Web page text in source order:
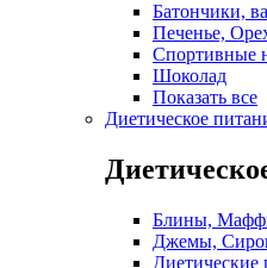
Батончики,
Печенье,
Спортивные
Шоколад
Показать все
Диетическое
Блины,
Джемы,
Диетические